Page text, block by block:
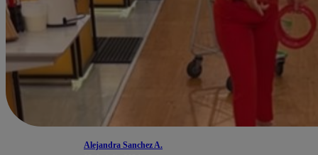
Alejandra Sanchez A.